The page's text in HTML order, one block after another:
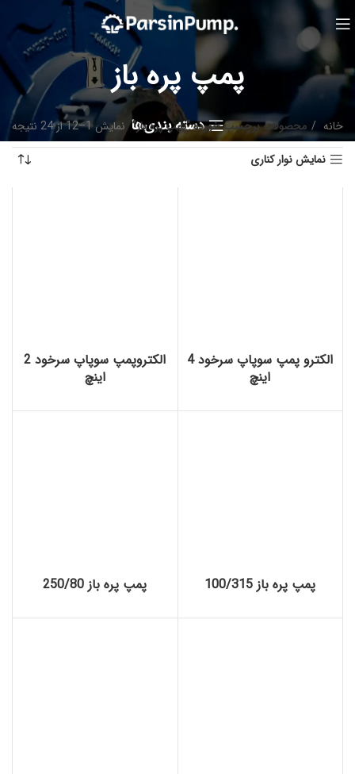
پمپ پره باز
دسته بندی‌ها خانه محصولات برچسب خورده “پمپ پره باز” نمایش 1–12 از 24 نتیجه
نمایش نوار کناری
الکترو پمپ سوپاپ سرخود 4
اینچ
الکتروپمپ سوپاپ سرخود 2
اینچ
پمپ پره باز 100/315 پمپ پره باز 250/80